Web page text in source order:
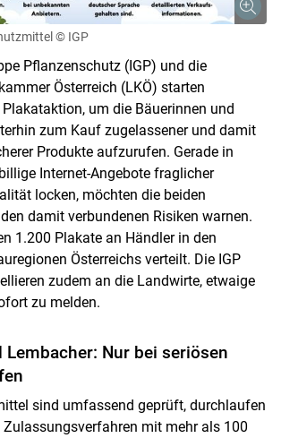
© IGP
Pflanzenschutz (IGP) und die
Österreich (LKÖ) starten
um die Bäuerinnen und
zum Kauf zugelassener und damit
Produkte aufzurufen. Gerade in
Internet-Angebote fraglicher
locken, möchten die beiden
damit verbundenen Risiken warnen.
1.200 Plakate an Händler in den
Österreichs verteilt. Die IGP
zudem an die Landwirte, etwaige
zu melden.
Lembacher: Nur bei seriösen
sind umfassend geprüft, durchlaufen
mit mehr als 100